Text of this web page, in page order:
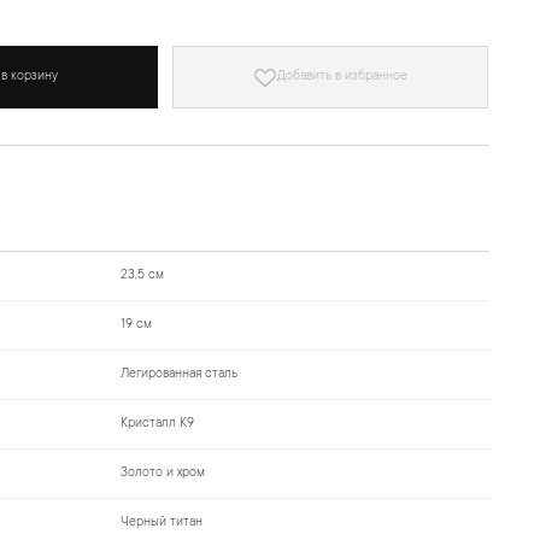
корзину Добавить в избранное
23,5 см
19 см
Легированная сталь
Кристалл К9
Золото и хром
Черный титан